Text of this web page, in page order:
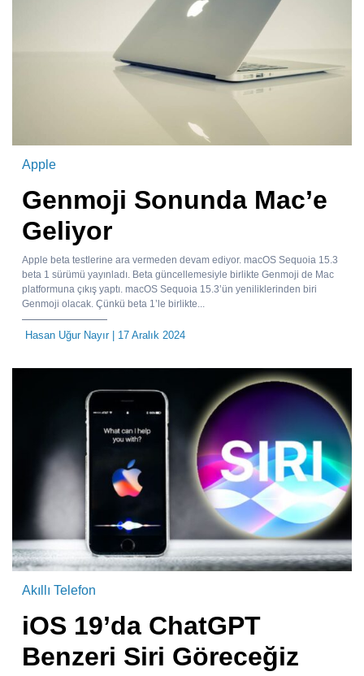
Apple
Genmoji Sonunda Mac’e
Geliyor
Apple beta testlerine ara vermeden devam ediyor. macOS Sequoia 15.3
beta 1 sürümü yayınladı. Beta güncellemesiyle birlikte Genmoji de Mac
platformuna çıkış yaptı. macOS Sequoia 15.3’ün yeniliklerinden biri
Genmoji olacak. Çünkü beta 1’le birlikte...
Hasan Uğur Nayır| 17 Aralık 2024
Akıllı Telefon
iOS 19’da ChatGPT
Benzeri Siri Göreceğiz